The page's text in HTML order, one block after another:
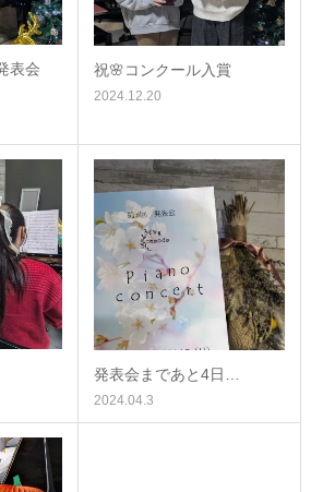
表会
祝🌸コンクール入賞
2024.12.20
発表会まであと4日…
2024.04.3